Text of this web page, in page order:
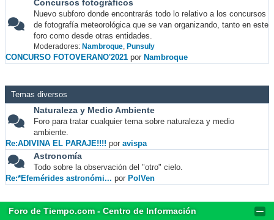
Concursos fotográficos
Nuevo subforo donde encontrarás todo lo relativo a los concursos
de fotografía meteorológica que se van organizando, tanto en este
foro como desde otras entidades.
Moderadores: Nambroque, Punsuly
CONCURSO FOTOVERANO'2021 por Nambroque
Temas diversos
Naturaleza y Medio Ambiente
Foro para tratar cualquier tema sobre naturaleza y medio
ambiente.
Re:ADIVINA EL PARAJE!!!! por avispa
Astronomía
Todo sobre la observación del "otro" cielo.
Re:*Efemérides astronómi... por PolVen
Foro de Tiempo.com - Centro de Información